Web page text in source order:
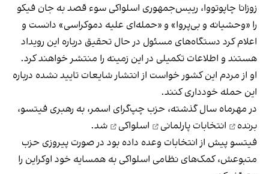
زوزانا چاپوتووا، رییس‌جمهوری اسلواکی سوء قصد به جان فیکو
را «وحشیانه و بی‌پروا» و «حمله‌ای علیه دموکراسی» دانست و
اعلام کرد دستگاه‌های مسئول در حال تحقیق درباره این رویداد
هستند و اطلاعات تکمیلی در این زمینه را منتشر خواهند کرد.
او از مردم این کشور خواست از انتشار شایعات تایید نشده درباره
این حمله خودداری کنند.
در مهرماه سال گذشته، حزب چپ‌گرای اسمر، به رهبری فیتسو،
برنده
انتخابات پارلمانی اسلواکی
شد.
فیتسو پیش از انتخابات وعده داده بود در صورت پیروزی حزب
متبوعش، کمک‌های نظامی اسلواکی به همسایه خود اوکراین را